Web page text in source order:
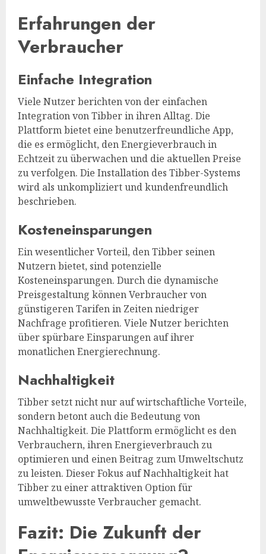
Erfahrungen der
Verbraucher
Einfache Integration
Viele Nutzer berichten von der einfachen
Integration von Tibber in ihren Alltag. Die
Plattform bietet eine benutzerfreundliche App,
die es ermöglicht, den Energieverbrauch in
Echtzeit zu überwachen und die aktuellen Preise
zu verfolgen. Die Installation des Tibber-Systems
wird als unkompliziert und kundenfreundlich
beschrieben.
Kosteneinsparungen
Ein wesentlicher Vorteil, den Tibber seinen
Nutzern bietet, sind potenzielle
Kosteneinsparungen. Durch die dynamische
Preisgestaltung können Verbraucher von
günstigeren Tarifen in Zeiten niedriger
Nachfrage profitieren. Viele Nutzer berichten
über spürbare Einsparungen auf ihrer
monatlichen Energierechnung.
Nachhaltigkeit
Tibber setzt nicht nur auf wirtschaftliche Vorteile,
sondern betont auch die Bedeutung von
Nachhaltigkeit. Die Plattform ermöglicht es den
Verbrauchern, ihren Energieverbrauch zu
optimieren und einen Beitrag zum Umweltschutz
zu leisten. Dieser Fokus auf Nachhaltigkeit hat
Tibber zu einer attraktiven Option für
umweltbewusste Verbraucher gemacht.
Fazit: Die Zukunft der